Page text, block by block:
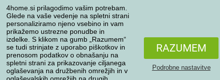
4home.si prilagodimo vašim potrebam.
Glede na vaše vedenje na spletni strani
personaliziramo njeno vsebino in vam
prikažemo ustrezne ponudbe in
izdelke. S klikom na gumb „Razumem“
se tudi strinjate z uporabo piškotkov in
prenosom podatkov o obnašanju na
spletni strani za prikazovanje ciljanega
oglaševanja na družbenih omrežjih in v
RAZUMEM
Podrobne nastavitve
Reklamacija
Odstop od kupoprodajne pogodbe
Pravila obdelave ocen
Načini prevoza